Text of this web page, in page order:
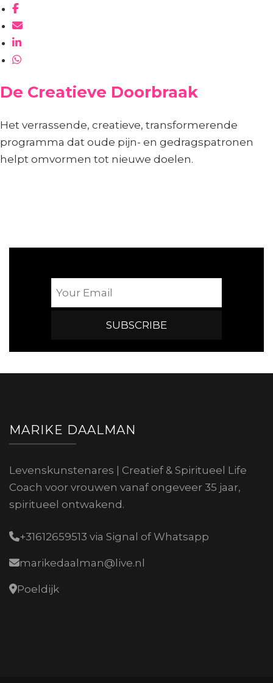
De Creatieve Doorbraak
Het verrassende, creatieve, transformerende
programma dat oude pijn- en gedragspatronen
helpt omvormen tot nieuwe doelen.
MARIKE DAALMAN
Levenskunstenares | Creatief & Spiritueel Life
Coach voor vrouwen vanaf ongeveer 35 jaar,
spiritueel ontwakend.
+31612659513 via Signal of Whatsapp
marikedaalman@live.nl
Poeldijk